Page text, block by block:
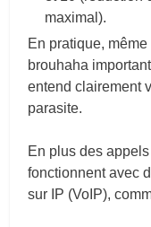
maximal).
En pratique,
brouhaha
entend clairement
parasite.
En plus des
fonctionnent avec
sur IP (VoIP),